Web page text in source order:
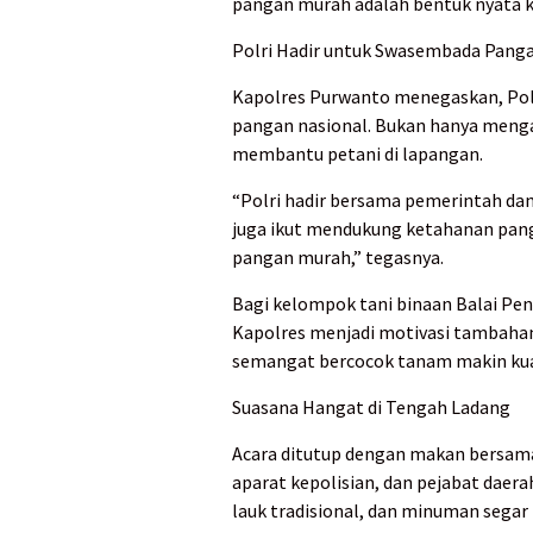
Polri Hadir untuk Swasembada
Kapolres Purwanto menegaskan,
pangan nasional. Bukan hanya
membantu petani di lapangan.
“Polri hadir bersama pemerintah
juga ikut mendukung ketahanan
pangan murah,” tegasnya.
Bagi kelompok tani binaan Balai
Kapolres menjadi motivasi
semangat bercocok tanam makin
Suasana Hangat di Tengah Ladang
Acara ditutup dengan makan
aparat kepolisian, dan pejabat
lauk tradisional, dan minuman